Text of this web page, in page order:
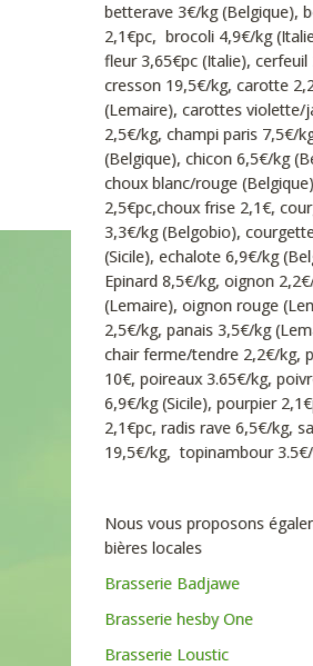
betterave 3€/kg (Belgique),
2,1€pc, brocoli 4,9€/kg
fleur 3,65€pc (Italie), cerfeuil
cresson 19,5€/kg, carotte
(Lemaire), carottes violette/
2,5€/kg, champi paris 7,5€/
(Belgique), chicon 6,5€/kg
choux blanc/rouge (Belgique)
2,5€pc,choux frise 2,1€,
3,3€/kg (Belgobio),
(Sicile), echalote 6,9€/kg
Epinard 8,5€/kg, oignon
(Lemaire), oignon rouge
2,5€/kg, panais 3,5€/kg
chair ferme/tendre 2,2€/kg,
10€, poireaux 3.65€/kg,
6,9€/kg (Sicile), pourpier
2,1€pc, radis rave 6,5€/kg,
19,5€/kg, topinambour
Nous vous proposons
bières locales
Brasserie Badjawe
Brasserie hesby One
Brasserie Loustic